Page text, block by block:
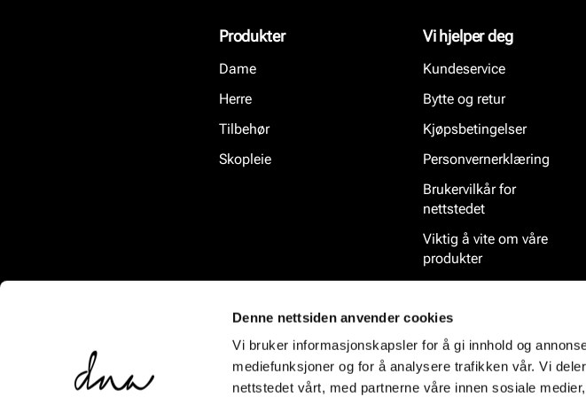
Denne nettsiden anvender cookies
Vi bruker informasjonskapsler for å gi innhold og
mediefunksjoner og for å analysere trafikken vår. Vi
nettstedet vårt, med partnerne våre innen sosiale
Produkter
Dame
Herre
Tilbehør
Skopleie
Vi hjelper deg
Kundeservice
Bytte og retur
Kjøpsbetingelser
Personvernerklæring
Brukervilkår for
nettstedet
Viktig å vite om våre
produkter